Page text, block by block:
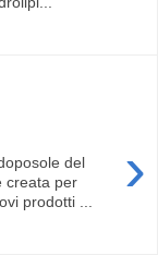
›
del
creata per
prodotti ...